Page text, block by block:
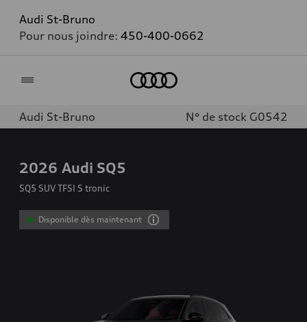
Audi St-Bruno
Pour nous joindre: 450-400-0662
Audi St-Bruno N° de stock G0542
2026 Audi SQ5
SQ5 SUV TFSI S tronic
Disponible dès maintenant